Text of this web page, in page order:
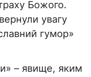
Божого.
увагу
гумор»
– явище, яким